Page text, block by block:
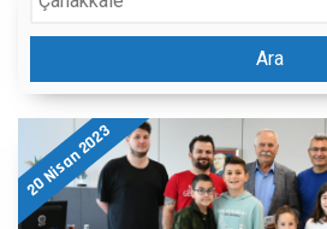
Ara
20 Nisan 2023